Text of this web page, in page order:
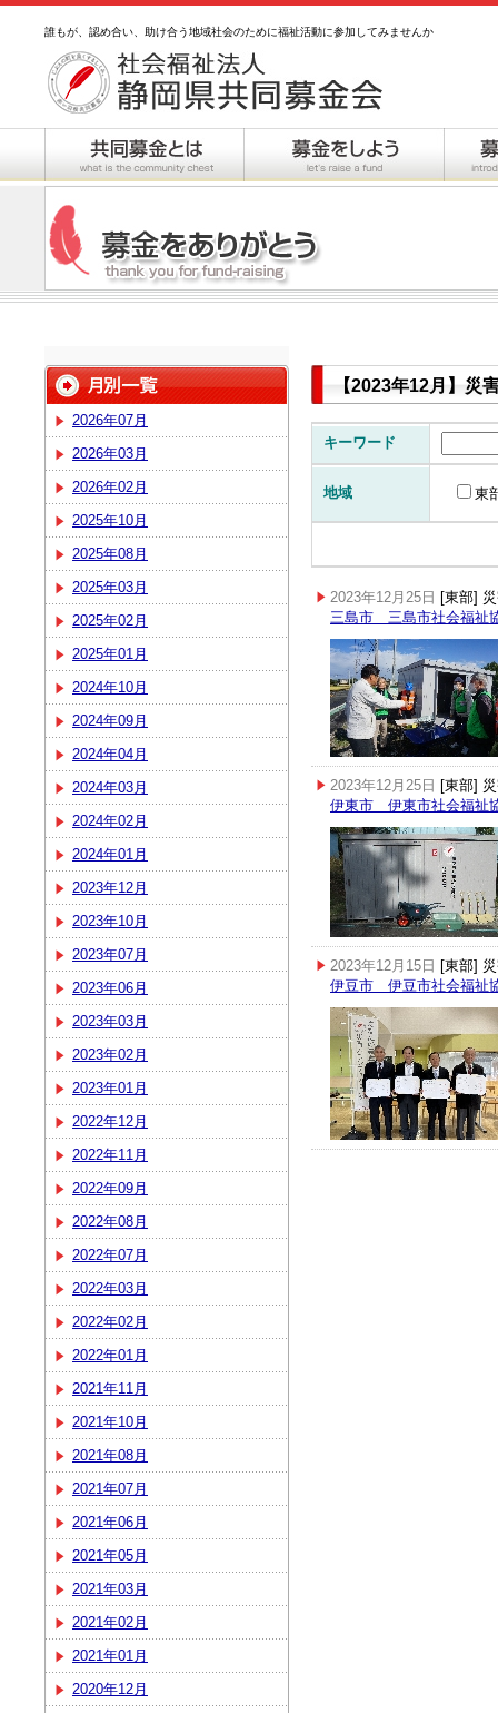
誰もが、認め合い、助け合う地域社会のために福祉活動に参加してみませんか
2026年07月
2026年03月
2026年02月
2025年10月
2025年08月
2025年03月
2025年02月
2025年01月
2024年10月
2024年09月
2024年04月
2024年03月
2024年02月
2024年01月
2023年12月
2023年10月
2023年07月
2023年06月
2023年03月
2023年02月
2023年01月
2022年12月
2022年11月
2022年09月
2022年08月
2022年07月
2022年03月
2022年02月
2022年01月
2021年11月
2021年10月
2021年08月
2021年07月
2021年06月
2021年05月
2021年03月
2021年02月
2021年01月
2020年12月
【2023年12月】災
キーワード
地域 東
2023年12月25日 [東部]
三島市 三島市社会福祉
2023年12月25日 [東部]
伊東市 伊東市社会福祉
2023年12月15日 [東部]
伊豆市 伊豆市社会福祉